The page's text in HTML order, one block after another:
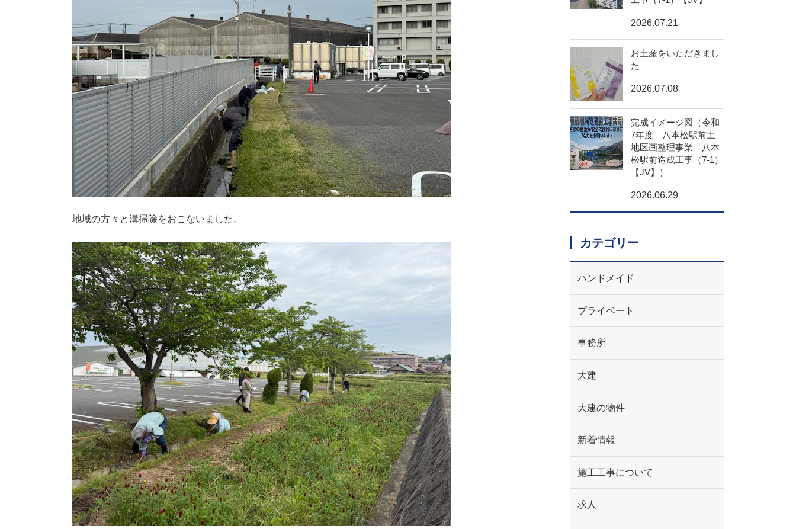
地域の方々と溝掃除をおこないました。
2026.07.21
お土産をいただきまし
た
2026.07.08
完成イメージ図（令和
7年度 八本松駅前土
地区画整理事業 八本
松駅前造成工事（7-1）
【JV】）
2026.06.29
カテゴリー
ハンドメイド
プライベート
事務所
大建
大建の物件
新着情報
施工工事について
求人